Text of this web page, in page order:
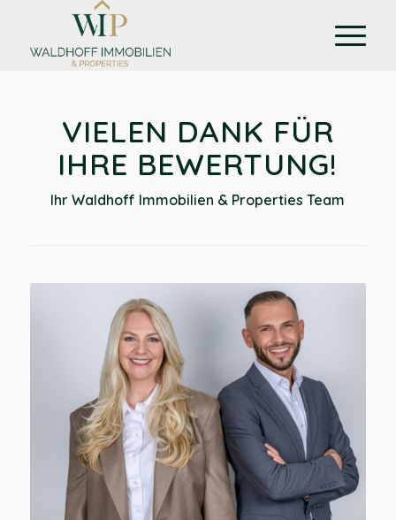
VIELEN DANK FÜR
IHRE BEWERTUNG!
Ihr Waldhoff Immobilien & Properties Team